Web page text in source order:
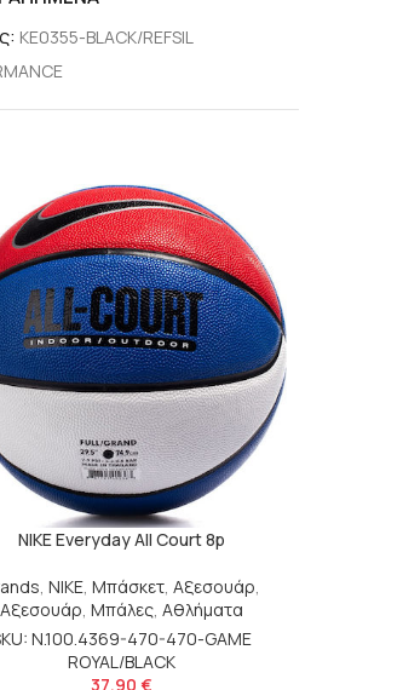
KE0355-BLACK/REFSIL
NIKE Everyday All Court 8p
, NIKE, Μπάσκετ, Αξεσουάρ,
Αξεσουάρ, Μπάλες, Αθλήματα
N.100.4369-470-470-GAME
ROYAL/BLACK
37,90 €